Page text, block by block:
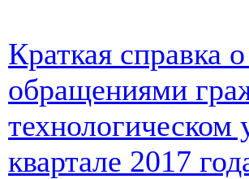
Краткая справка
обращениями
технологическом
квартале 2017